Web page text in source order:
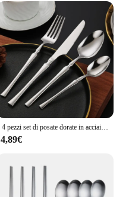
4 pezzi set di posate dorate in acciaio inossidabile stoviglie stoviglie occidentali coltello forchetta cucchiaio da tè festival cucina stoviglie regalo
4,89€